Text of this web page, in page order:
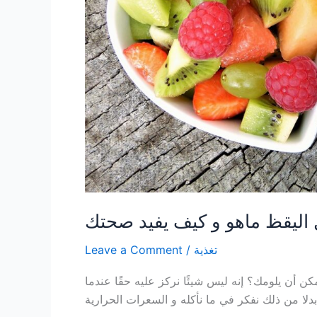
اليقظ ماهو و كيف يفيد صحتك
Leave a Comment / تغذية
أن يلومك؟ إنه ليس شيئًا نركز عليه حقًا عندما
من ذلك نفكر في ما نأكله و السعرات الحرارية